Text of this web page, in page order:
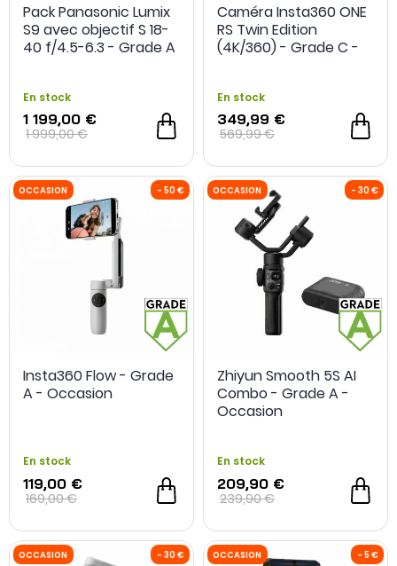
OCCASION - 250 € OCCASION
Pack Panasonic Lumix
S9 avec objectif S 18-
40 f/4.5-6.3 - Grade A
En stock
1 199,00 €
1 999,00 €
Caméra Insta360 ONE
RS Twin Edition
(4K/360) - Grade C -
En stock
349,99 €
569,99 €
Insta360 Flow - Grade
A - Occasion
En stock
119,00 €
169,00 €
Zhiyun Smooth 5S AI
Combo - Grade A -
Occasion
En stock
209,90 €
239,90 €